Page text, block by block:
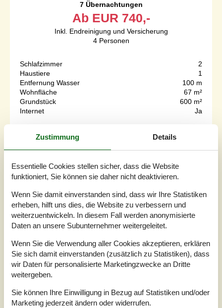
7 Übernachtungen
Ab EUR 740,-
Inkl. Endreinigung und Versicherung
4 Personen
Schlafzimmer
2
Haustiere
1
Entfernung Wasser
100 m
Wohnfläche
67 m²
Grundstück
600 m²
Internet
Ja
Willkommen in deinem FerienhausUnmittelbar nach dem
und gemütlichen Stunden im Kreise deiner Lieben steht
hier nichts im Wege. An dein Ferienhaus schließt zudem
Schwedische Badetonne zu traumhaft schönen
Momenten im Freien einlädt.De...
Zu Favoriten hinzufügen
Gemütliches Ferienhaus mit Kamin
und Garten
6 Personen Objekt Nr.:130-D88179
Zustimmung Details
Essentielle Cookies stellen sicher, dass die Website
funktioniert, Sie können sie daher nicht deaktivieren.
Wenn Sie damit einverstanden sind, dass wir Ihre Statistiken
erheben, hilft uns dies, die Website zu verbessern und
weiterzuentwickeln. In diesem Fall werden anonymisierte
Daten an unsere Subunternehmer weitergeleitet.
Wenn Sie die Verwendung aller Cookies akzeptieren, erklären
Sie sich damit einverstanden (zusätzlich zu Statistiken), dass
wir Daten für personalisierte Marketingzwecke an Dritte
weitergeben.
Sie können Ihre Einwilligung in Bezug auf Statistiken und/oder
Marketing jederzeit ändern oder widerrufen.